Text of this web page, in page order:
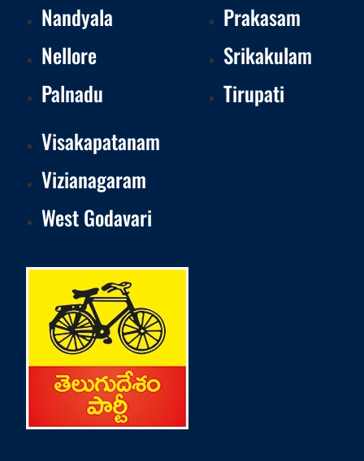
Nandyala
Nellore
Palnadu
Prakasam
Srikakulam
Tirupati
Visakapatanam
Vizianagaram
West Godavari